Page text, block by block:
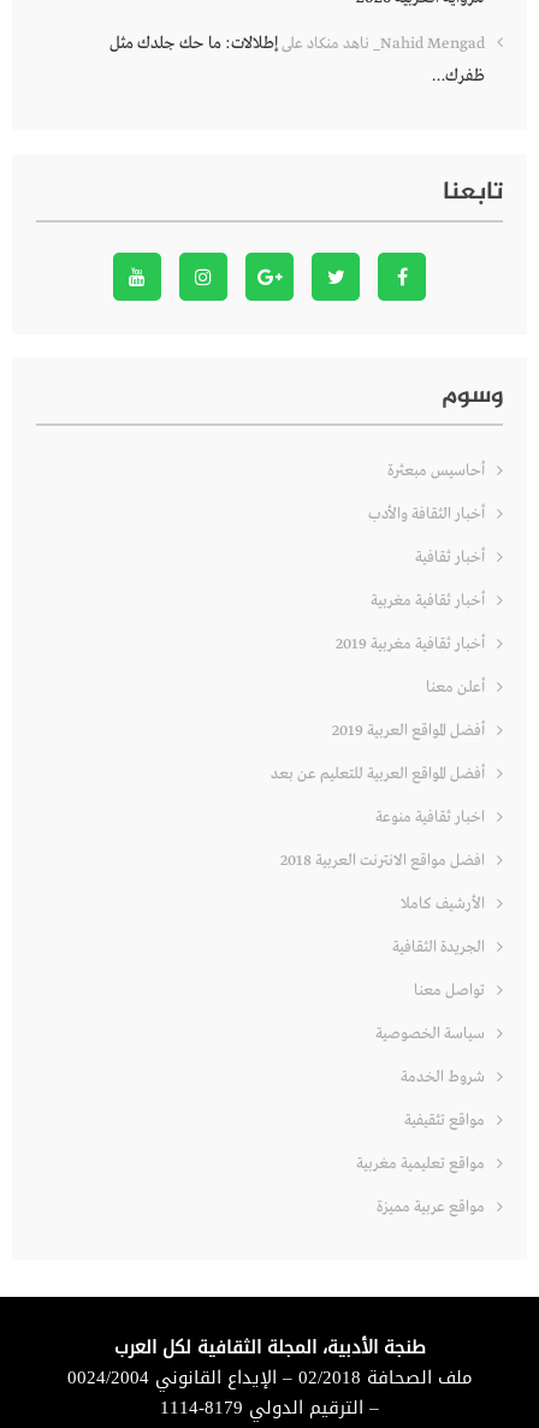
Nahid Mengad_ ناهد منكاد علىإطلالات: ما حك جلدك مثل
ظفرك…
تابعنا
وسوم
أحاسيس مبعثرة
أخبار الثقافة والأدب
أخبار ثقافية
أخبار ثقافية مغربية
أخبار ثقافية مغربية 2019
أعلن معنا
أفضل المواقع العربية 2019
أفضل المواقع العربية للتعليم عن بعد
اخبار ثقافية منوعة
افضل مواقع الانترنت العربية 2018
الأرشيف كاملا
الجريدة الثقافية
تواصل معنا
سياسة الخصوصية
شروط الخدمة
مواقع تثقيفية
مواقع تعليمية مغربية
مواقع عربية مميزة
طنجة الأدبية، المجلة الثقافية لكل العرب
ملف الصحافة 02/2018 – الإيداع القانوني 0024/2004
– الترقيم الدولي 8179-1114